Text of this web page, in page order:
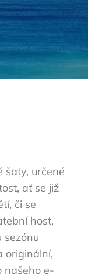
šaty, určené
ať se již
či se
host,
sezónu
originální,
našeho e-